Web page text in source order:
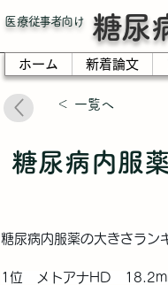
​医療従事者向け 糖尿
ホーム 新着論文
＜ 一覧へ
糖尿病内服
糖尿病内服薬の大きさラン
1位　メトアナHD　